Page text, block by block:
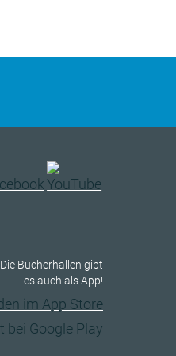
Die Bücherhallen gibt
es auch als App!